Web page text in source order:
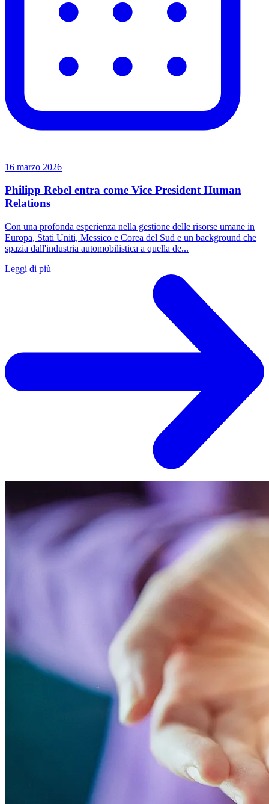
16 marzo 2026
Philipp Rebel entra come Vice President Human
Relations
Con una profonda esperienza nella gestione delle risorse umane in
Europa, Stati Uniti, Messico e Corea del Sud e un background che
spazia dall'industria automobilistica a quella de...
Leggi di più